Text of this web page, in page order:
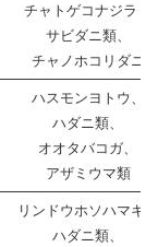
チャトゲコナジラミ
サビダニ類、
チャノホコリダニ
ハスモンヨトウ、
ハダニ類、
オオタバコガ、
アザミウマ類
リンドウホソハマキ、
ハダニ類、